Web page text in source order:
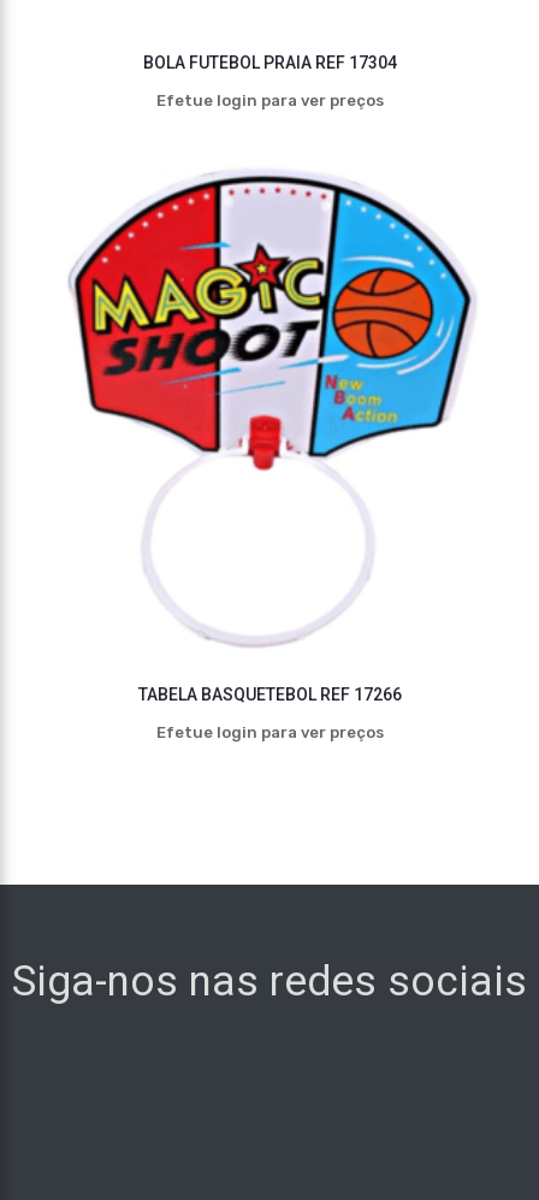
BOLA FUTEBOL PRAIA REF 17304
Efetue login para ver preços
TABELA BASQUETEBOL REF 17266
Efetue login para ver preços
Siga-nos nas redes sociais